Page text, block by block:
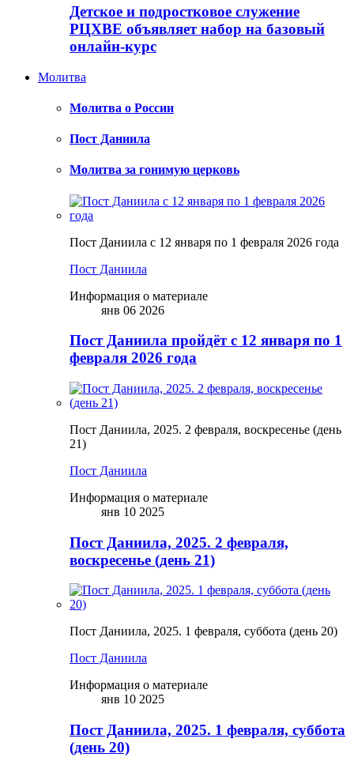
Детское и подростковое служение
РЦХВЕ объявляет набор на базовый
онлайн-курс
Молитва
Молитва о России
Пост Даниила
Молитва за гонимую церковь
Пост Даниила с 12 января по 1 февраля 2026 года
Пост Даниила
Информация о материале
янв 06 2026
Пост Даниила пройдёт с 12 января по 1
февраля 2026 года
Пост Даниила, 2025. 2 февраля, воскресенье (день
21)
Пост Даниила
Информация о материале
янв 10 2025
Пост Даниила, 2025. 2 февраля,
воскресенье (день 21)
Пост Даниила, 2025. 1 февраля, суббота (день 20)
Пост Даниила
Информация о материале
янв 10 2025
Пост Даниила, 2025. 1 февраля, суббота
(день 20)